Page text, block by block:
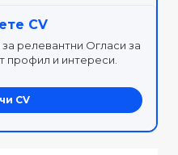
CV
релевантни Огласи за
профил и интереси.
CV